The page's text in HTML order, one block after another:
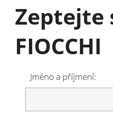
Zeptejte
FIOCCHI
Jméno a příjmení: